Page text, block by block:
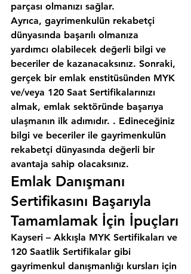
parçası olmanızı sağlar.
Ayrıca, gayrimenkulün rekabetçi
dünyasında başarılı olmanıza
yardımcı olabilecek değerli bilgi ve
beceriler de kazanacaksınız. Sonraki,
gerçek bir emlak enstitüsünden MYK
ve/veya 120 Saat Sertifikalarınızı
almak, emlak sektöründe başarıya
ulaşmanın ilk adımıdır. . Edineceğiniz
bilgi ve beceriler ile gayrimenkulün
rekabetçi dünyasında değerli bir
avantaja sahip olacaksınız.
Emlak Danışmanı
Sertifikasını Başarıyla
Tamamlamak İçin İpuçları
Kayseri – Akkışla MYK Sertifikaları ve
120 Saatlik Sertifikalar gibi
gayrimenkul danışmanlığı kursları için